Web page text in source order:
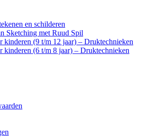
en schilderen
Sketching met Ruud Spil
kinderen (9 t/m 12 jaar) – Druktechnieken
kinderen (6 t/m 8 jaar) – Druktechnieken